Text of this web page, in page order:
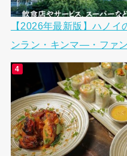
【2026年最新版】ハノ
ンラン・キンマ―・ファ